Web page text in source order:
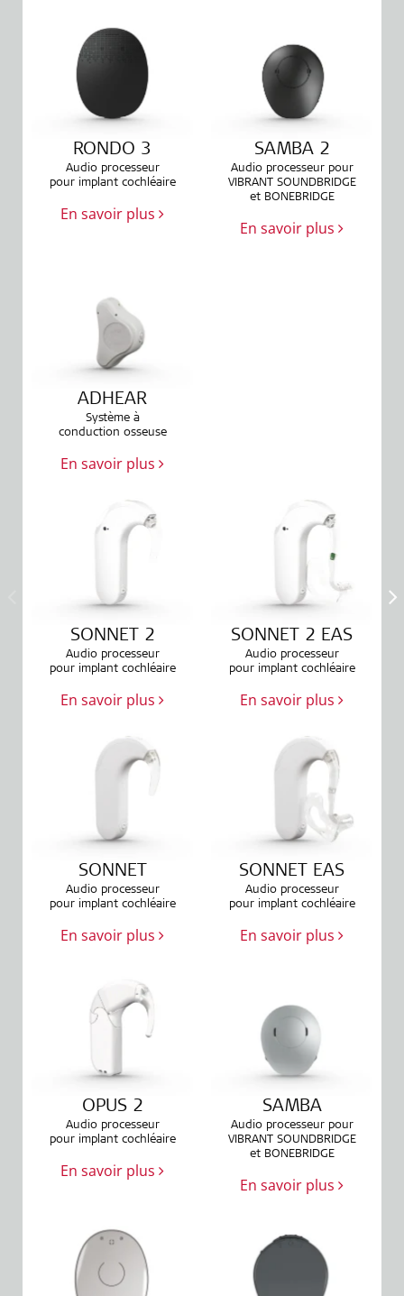
RONDO 3
Audio processeur
pour implant cochléaire
En savoir plus
SAMBA 2
Audio processeur pour
VIBRANT SOUNDBRIDGE
et BONEBRIDGE
En savoir plus
ADHEAR
Système à
conduction osseuse
En savoir plus
SONNET 2
Audio processeur
pour implant cochléaire
En savoir plus
SONNET 2 EAS
Audio processeur
pour implant cochléaire
En savoir plus
SONNET
Audio processeur
pour implant cochléaire
En savoir plus
SONNET EAS
Audio processeur
pour implant cochléaire
En savoir plus
OPUS 2
Audio processeur
pour implant cochléaire
En savoir plus
SAMBA
Audio processeur pour
VIBRANT SOUNDBRIDGE
et BONEBRIDGE
En savoir plus